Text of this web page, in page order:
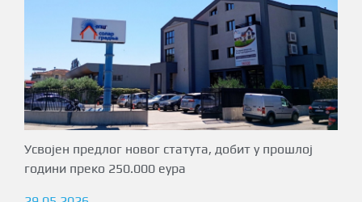
Усвојен предлог новог статута, добит у прошлој
години преко 250.000 еура